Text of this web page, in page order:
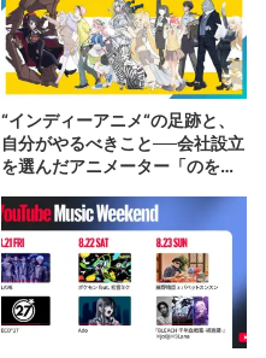
“インディーアニメ“の足跡と、
自分がやるべきこと──会社設立
を選んだアニメーター「のを